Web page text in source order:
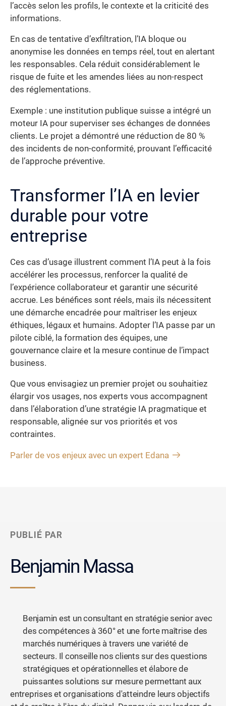
l’accès selon les profils, le contexte et la criticité des
informations.
En cas de tentative d’exfiltration, l’IA bloque ou
anonymise les données en temps réel, tout en alertant
les responsables. Cela réduit considérablement le
risque de fuite et les amendes liées au non-respect
des réglementations.
Exemple : une institution publique suisse a intégré un
moteur IA pour superviser ses échanges de données
clients. Le projet a démontré une réduction de 80 %
des incidents de non-conformité, prouvant l’efficacité
de l’approche préventive.
Transformer l’IA en levier
durable pour votre
entreprise
Ces cas d’usage illustrent comment l’IA peut à la fois
accélérer les processus, renforcer la qualité de
l’expérience collaborateur et garantir une sécurité
accrue. Les bénéfices sont réels, mais ils nécessitent
une démarche encadrée pour maîtriser les enjeux
éthiques, légaux et humains. Adopter l’IA passe par un
pilote ciblé, la formation des équipes, une
gouvernance claire et la mesure continue de l’impact
business.
Que vous envisagiez un premier projet ou souhaitiez
élargir vos usages, nos experts vous accompagnent
dans l’élaboration d’une stratégie IA pragmatique et
responsable, alignée sur vos priorités et vos
contraintes.
Parler de vos enjeux avec un expert Edana
PUBLIÉ PAR
Benjamin Massa
Benjamin est un consultant en stratégie senior avec
des compétences à 360° et une forte maîtrise des
marchés numériques à travers une variété de
secteurs. Il conseille nos clients sur des questions
stratégiques et opérationnelles et élabore de
puissantes solutions sur mesure permettant aux
entreprises et organisations d'atteindre leurs objectifs